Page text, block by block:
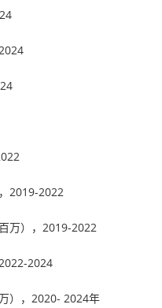
2019-2022
万），2019-2022
2024
），2020- 2024年